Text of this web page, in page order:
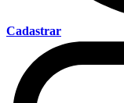
Cadastrar